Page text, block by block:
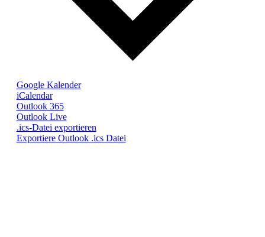
Google Kalender
iCalendar
Outlook 365
Outlook Live
.ics-Datei exportieren
Exportiere Outlook .ics Datei